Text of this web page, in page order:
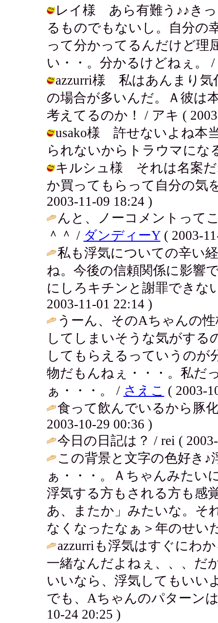
レイ様 あら有難う♪♪き
るものでもないし。自分の
って分かってるんだけど理
い・・。分かるけどねぇ。 /
azzurri様 私はあんまり気
の場合が多いんだ。Ａ彼は
考えてるのか！ / アキ (
usako様 許せないよね本
られないからトラウマにな
キルシュ様 それは名案だ
か買ってもらって自分の気
2003-11-09 18:24 )
んと、ノーコメントって
＾＾ / ダンディーY( 2003-
私も浮気についての辛い
ね。今後の信頼関係に影響
にしろキチンと謝罪できな
2003-11-01 22:14 )
うーん、そのAちゃんの
してしまいそうな気がす
してもらえるっていうのが
物だもんねぇ・・・。私だ
ぁ・・・。 / さえこ ( 2003-
食って飲んでいるから豚
2003-10-29 00:36 )
今日の日記は？ / rei (
この背景と文字の色好き
ぁ・・・。Ａちゃんみたい
浮気する方もされる方も感
あ、またか」みたいな。そ
なくなったなぁ＞年のせい
azzurriも浮気はすぐにわ
一緒なんだよねぇ、、、だ
いいなら、浮気してもいい
でも、Aちゃんのパターン
10-24 20:25 )